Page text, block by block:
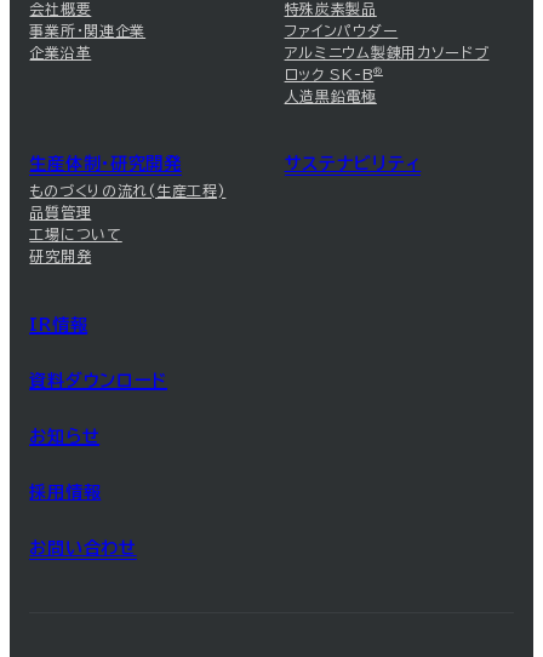
会社概要
事業所・関連企業
企業沿革
特殊炭素製品
ファインパウダー
アルミニウム製錬用カソードブ
ロック SK-B®
人造黒鉛電極
生産体制・研究開発
ものづくりの流れ(生産工程)
品質管理
工場について
研究開発
サステナビリティ
IR情報
資料ダウンロード
お知らせ
採用情報
お問い合わせ